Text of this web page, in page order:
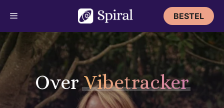
naar
de
inhoud
BESTEL
OverVibetracker